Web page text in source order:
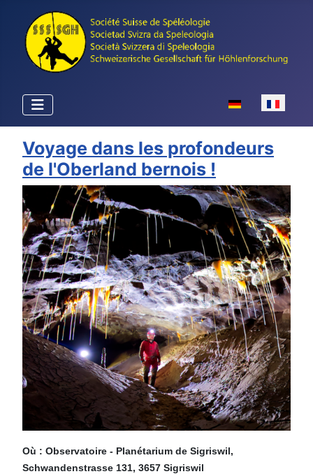
Sélectionnez
Voyage dans les profondeurs
de l'Oberland bernois !
Où : Observatoire - Planétarium de Sigriswil,
Schwandenstrasse 131, 3657 Sigriswil